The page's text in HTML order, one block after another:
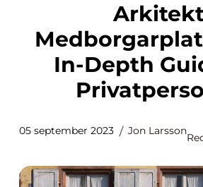
Arkitekt
In-Depth
05 september 2023 Jon Larsson